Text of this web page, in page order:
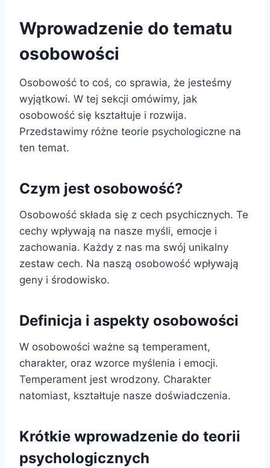
Wprowadzenie do tematu
osobowości
Osobowość to coś, co sprawia, że jesteśmy
wyjątkowi. W tej sekcji omówimy, jak
osobowość się kształtuje i rozwija.
Przedstawimy różne teorie psychologiczne na
ten temat.
Czym jest osobowość?
Osobowość składa się z cech psychicznych. Te
cechy wpływają na nasze myśli, emocje i
zachowania. Każdy z nas ma swój unikalny
zestaw cech. Na naszą osobowość wpływają
geny i środowisko.
Definicja i aspekty osobowości
W osobowości ważne są temperament,
charakter, oraz wzorce myślenia i emocji.
Temperament jest wrodzony. Charakter
natomiast, kształtuje nasze doświadczenia.
Krótkie wprowadzenie do teorii
psychologicznych